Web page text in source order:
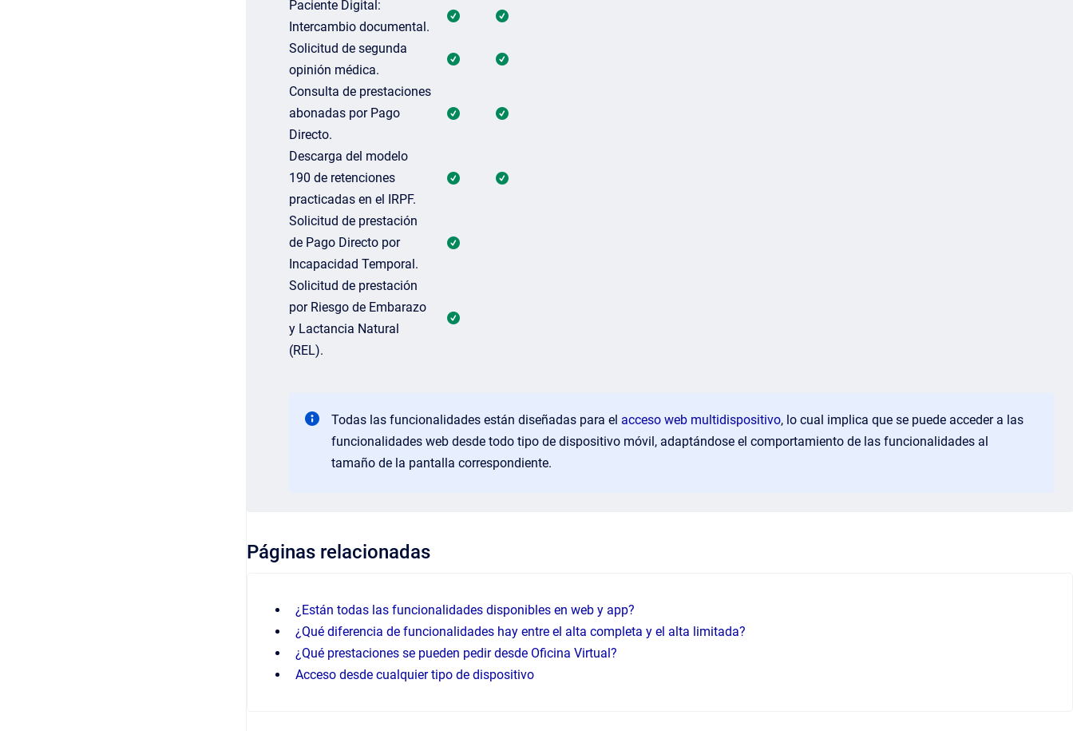
Paciente Digital:
Intercambio documental.
Solicitud de segunda
opinión médica.
Consulta de prestaciones
abonadas por Pago
Directo.
Descarga del modelo
190 de retenciones
practicadas en el IRPF.
Solicitud de prestación
de Pago Directo por
Incapacidad Temporal.
Solicitud de prestación
por Riesgo de Embarazo
y Lactancia Natural
(REL).
Todas las funcionalidades están diseñadas para el acceso web multidispositivo, lo cual implica que se puede acceder a las
funcionalidades web desde todo tipo de dispositivo móvil, adaptándose el comportamiento de las funcionalidades al
tamaño de la pantalla correspondiente.
Páginas relacionadas
¿Están todas las funcionalidades disponibles en web y app?
¿Qué diferencia de funcionalidades hay entre el alta completa y el alta limitada?
¿Qué prestaciones se pueden pedir desde Oficina Virtual?
Acceso desde cualquier tipo de dispositivo